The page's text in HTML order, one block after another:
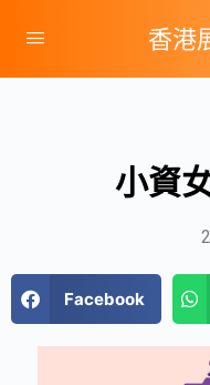
香港
小資
Facebook